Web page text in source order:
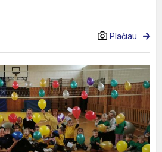
Plačiau